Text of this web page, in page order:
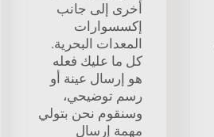
أخرى إلى جانب
إكسسوارات
المعدات البحرية.
كل ما عليك فعله
هو إرسال عينة أو
رسم توضيحي،
وسنقوم نحن بتولي
مهمة إرسال